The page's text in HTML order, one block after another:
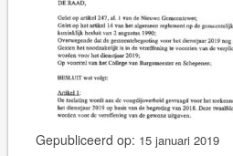
Gepubliceerd op: 15 januari 2019